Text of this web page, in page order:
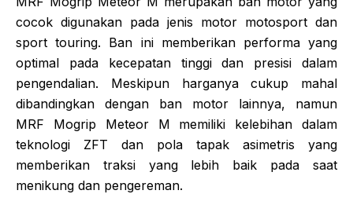
cocok digunakan pada jenis motor motosport dan
sport touring. Ban ini memberikan performa yang
optimal pada kecepatan tinggi dan presisi dalam
pengendalian. Meskipun harganya cukup mahal
dibandingkan dengan ban motor lainnya, namun
MRF Mogrip Meteor M memiliki kelebihan dalam
teknologi ZFT dan pola tapak asimetris yang
memberikan traksi yang lebih baik pada saat
menikung dan pengereman.